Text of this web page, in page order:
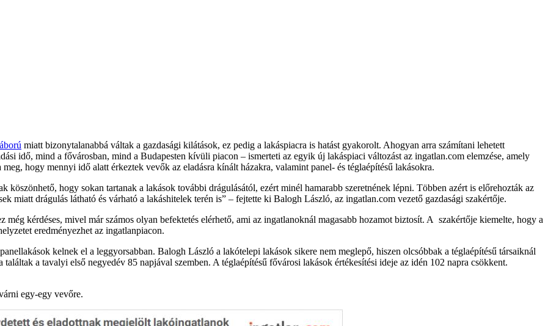
miatt bizonytalanabbá váltak a gazdasági kilátások, ez pedig a lakáspiacra is hatást gyakorolt. Ahogyan arra számítani lehetett
idő, mind a fővárosban, mind a Budapesten kívüli piacon – ismerteti az egyik új lakáspiaci változást az ingatlan.com elemzése, amely
hogy mennyi idő alatt érkeztek vevők az eladásra kínált házakra, valamint panel- és téglaépítésű lakásokra.
köszönhető, hogy sokan tartanak a lakások további drágulásától, ezért minél hamarabb szeretnének lépni. Többen azért is előrehozták az
miatt drágulás látható és várható a lakáshitelek terén is
– fejtette ki Balogh László, az ingatlan.com vezető gazdasági szakértője.
kérdéses, mivel már számos olyan befektetés elérhető, ami az ingatlanoknál magasabb hozamot biztosít. A szakértője kiemelte, hogy a
eredményezhet az ingatlanpiacon.
kelnek el a leggyorsabban. Balogh László a lakótelepi lakások sikere nem meglepő, hiszen olcsóbbak a téglaépítésű társaiknál
a tavalyi első negyedév 85 napjával szemben. A téglaépítésű fővárosi lakások értékesítési ideje az idén 102 napra csökkent.
egy-egy vevőre.